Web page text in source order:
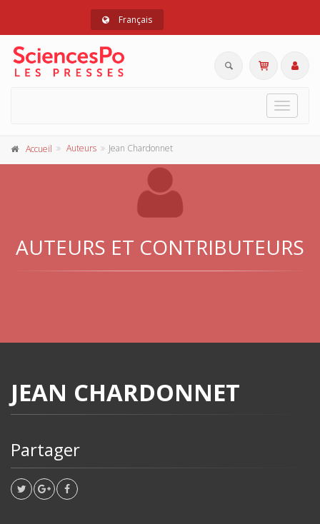
Français
Toggle
Accueil Auteurs Jean Chardonnet
AUTEURS ET CONTRIBUTEURS
JEAN CHARDONNET
Partager